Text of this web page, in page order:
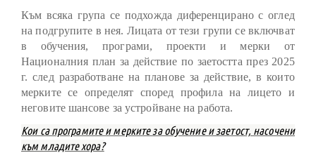
Към всяка група се подхожда диференцирано с оглед
на подгрупите в нея. Лицата от тези групи се включват
в обучения, програми, проекти и мерки от
Националния план за действие по заетостта през 2025
г. след разработване на планове за действие, в които
мерките се определят според профила на лицето и
неговите шансове за устройване на работа.
Кои са програмите и мерките за обучение и заетост, насочени
към младите хора?